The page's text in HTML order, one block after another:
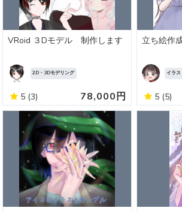
VRoid ３Dモデル 制作します
2D・3Dモデリング
5 (3) 78,000円
立ち絵作
イラ
5 (5)